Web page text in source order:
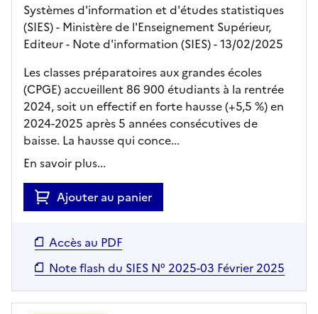
Systèmes d'information et d'études statistiques
(SIES) - Ministère de l'Enseignement Supérieur,
Editeur- Note d'information (SIES)- 13/02/2025
Les classes préparatoires aux grandes écoles
(CPGE) accueillent 86 900 étudiants à la rentrée
2024, soit un effectif en forte hausse (+5,5 %) en
2024-2025 après 5 années consécutives de
baisse. La hausse qui conce...
En savoir plus...
Ajouter au panier
Accès au PDF
Note flash du SIES N° 2025-03 Février 2025